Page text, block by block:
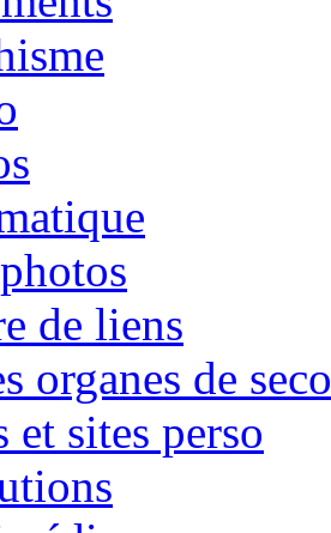
de liens
organes de
et sites perso